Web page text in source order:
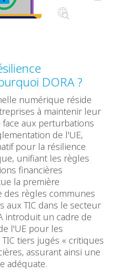
DORA ?
numérique réside
à maintenir leur
aux perturbations
de l'UE,
pour la résilience
unifiant les règles
financières
la première
des règles communes
aux TIC dans le secteur
introduit un cadre de
l'UE pour les
tiers jugés « critiques
assurant ainsi une
adéquate.